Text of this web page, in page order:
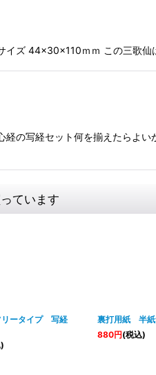
ズ 44×30×110ｍｍ この三歌仙
の写経セット何を揃えたらよ
ています
ータイプ 写経
裏打用紙 半紙
880円(税込)